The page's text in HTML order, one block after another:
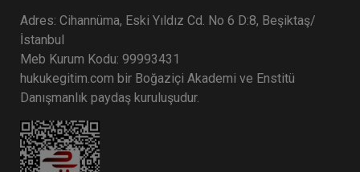
Adres: Cihannüma, Eski Yıldız Cd. No 6 D:8, Beşiktaş/
İstanbul
Meb Kurum Kodu: 99993431
hukukegitim.com bir Boğaziçi Akademi ve Enstitü
Danışmanlık paydaş kuruluşudur.